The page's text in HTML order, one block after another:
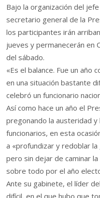
Bajo la organización del
secretario general de la
los participantes irán
jueves y permanecerán en
del sábado.
«Es el balance. Fue un año
en una situación bastante
celebró un funcionario
Así como hace un año el
pregonando la austeridad
funcionarios, en esta
a «profundizar y redoblar
pero sin dejar de caminar
sobre todo por el año
Ante su gabinete, el líder